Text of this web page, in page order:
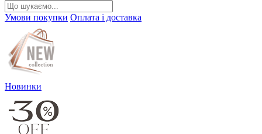
Умови покупки Оплата і доставка
Новинки